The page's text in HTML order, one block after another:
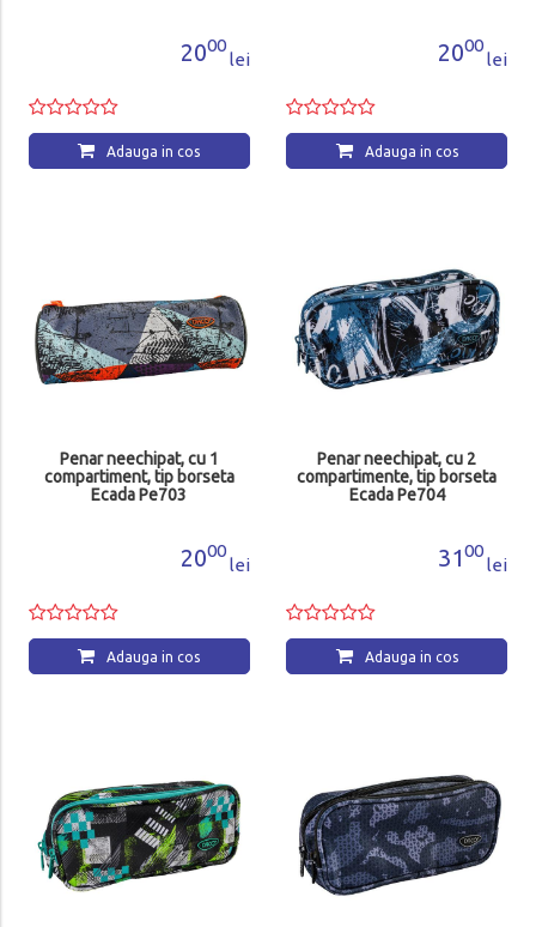
2000
lei
Adauga in cos
2000
lei
Adauga in cos
Penar neechipat, cu 1
compartiment, tip borseta
Ecada Pe703
2000
lei
Adauga in cos
Penar neechipat, cu 2
compartimente, tip borseta
Ecada Pe704
3100
lei
Adauga in cos